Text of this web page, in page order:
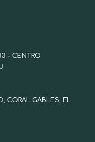
- CENTRO
CORAL GABLES, FL